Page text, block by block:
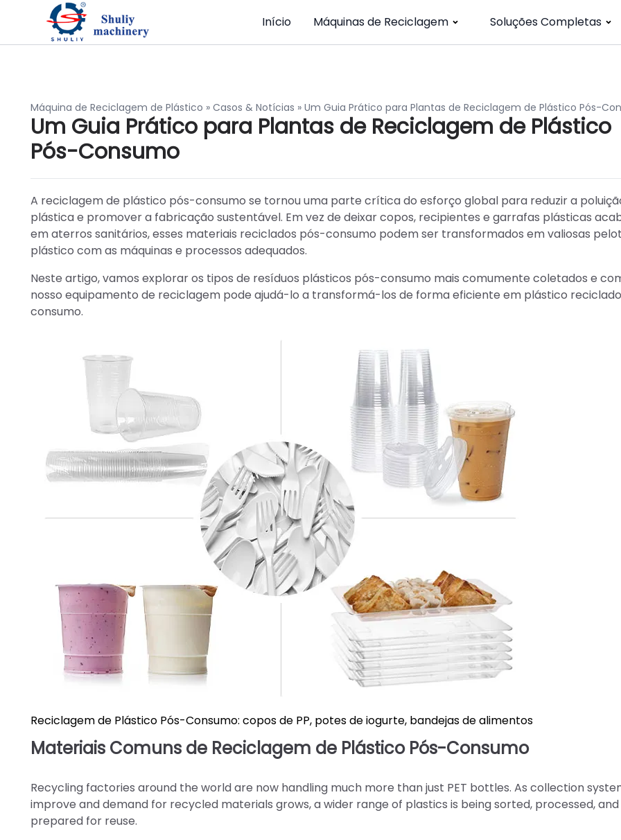
Início Máquinas de Reciclagem Soluções Completas
Máquina de Reciclagem de Plástico » Casos & Notícias » Um Guia Prático para Plantas de Reciclagem de Plástico Pós-
Um Guia Prático para Plantas de Reciclagem de Plástico
Pós-Consumo
A reciclagem de plástico pós-consumo se tornou uma parte crítica do esforço global para reduzir a
plástica e promover a fabricação sustentável. Em vez de deixar copos, recipientes e garrafas plásticas
em aterros sanitários, esses materiais reciclados pós-consumo podem ser transformados em valiosas
plástico com as máquinas e processos adequados.
Neste artigo, vamos explorar os tipos de resíduos plásticos pós-consumo mais comumente coletados e
nosso equipamento de reciclagem pode ajudá-lo a transformá-los de forma eficiente em plástico
consumo.
Reciclagem de Plástico Pós-Consumo: copos de PP, potes de iogurte, bandejas de alimentos
Materiais Comuns de Reciclagem de Plástico Pós-Consumo
Recycling factories around the world are now handling much more than just PET bottles. As collection
improve and demand for recycled materials grows, a wider range of plastics is being sorted, processed, and
prepared for reuse.